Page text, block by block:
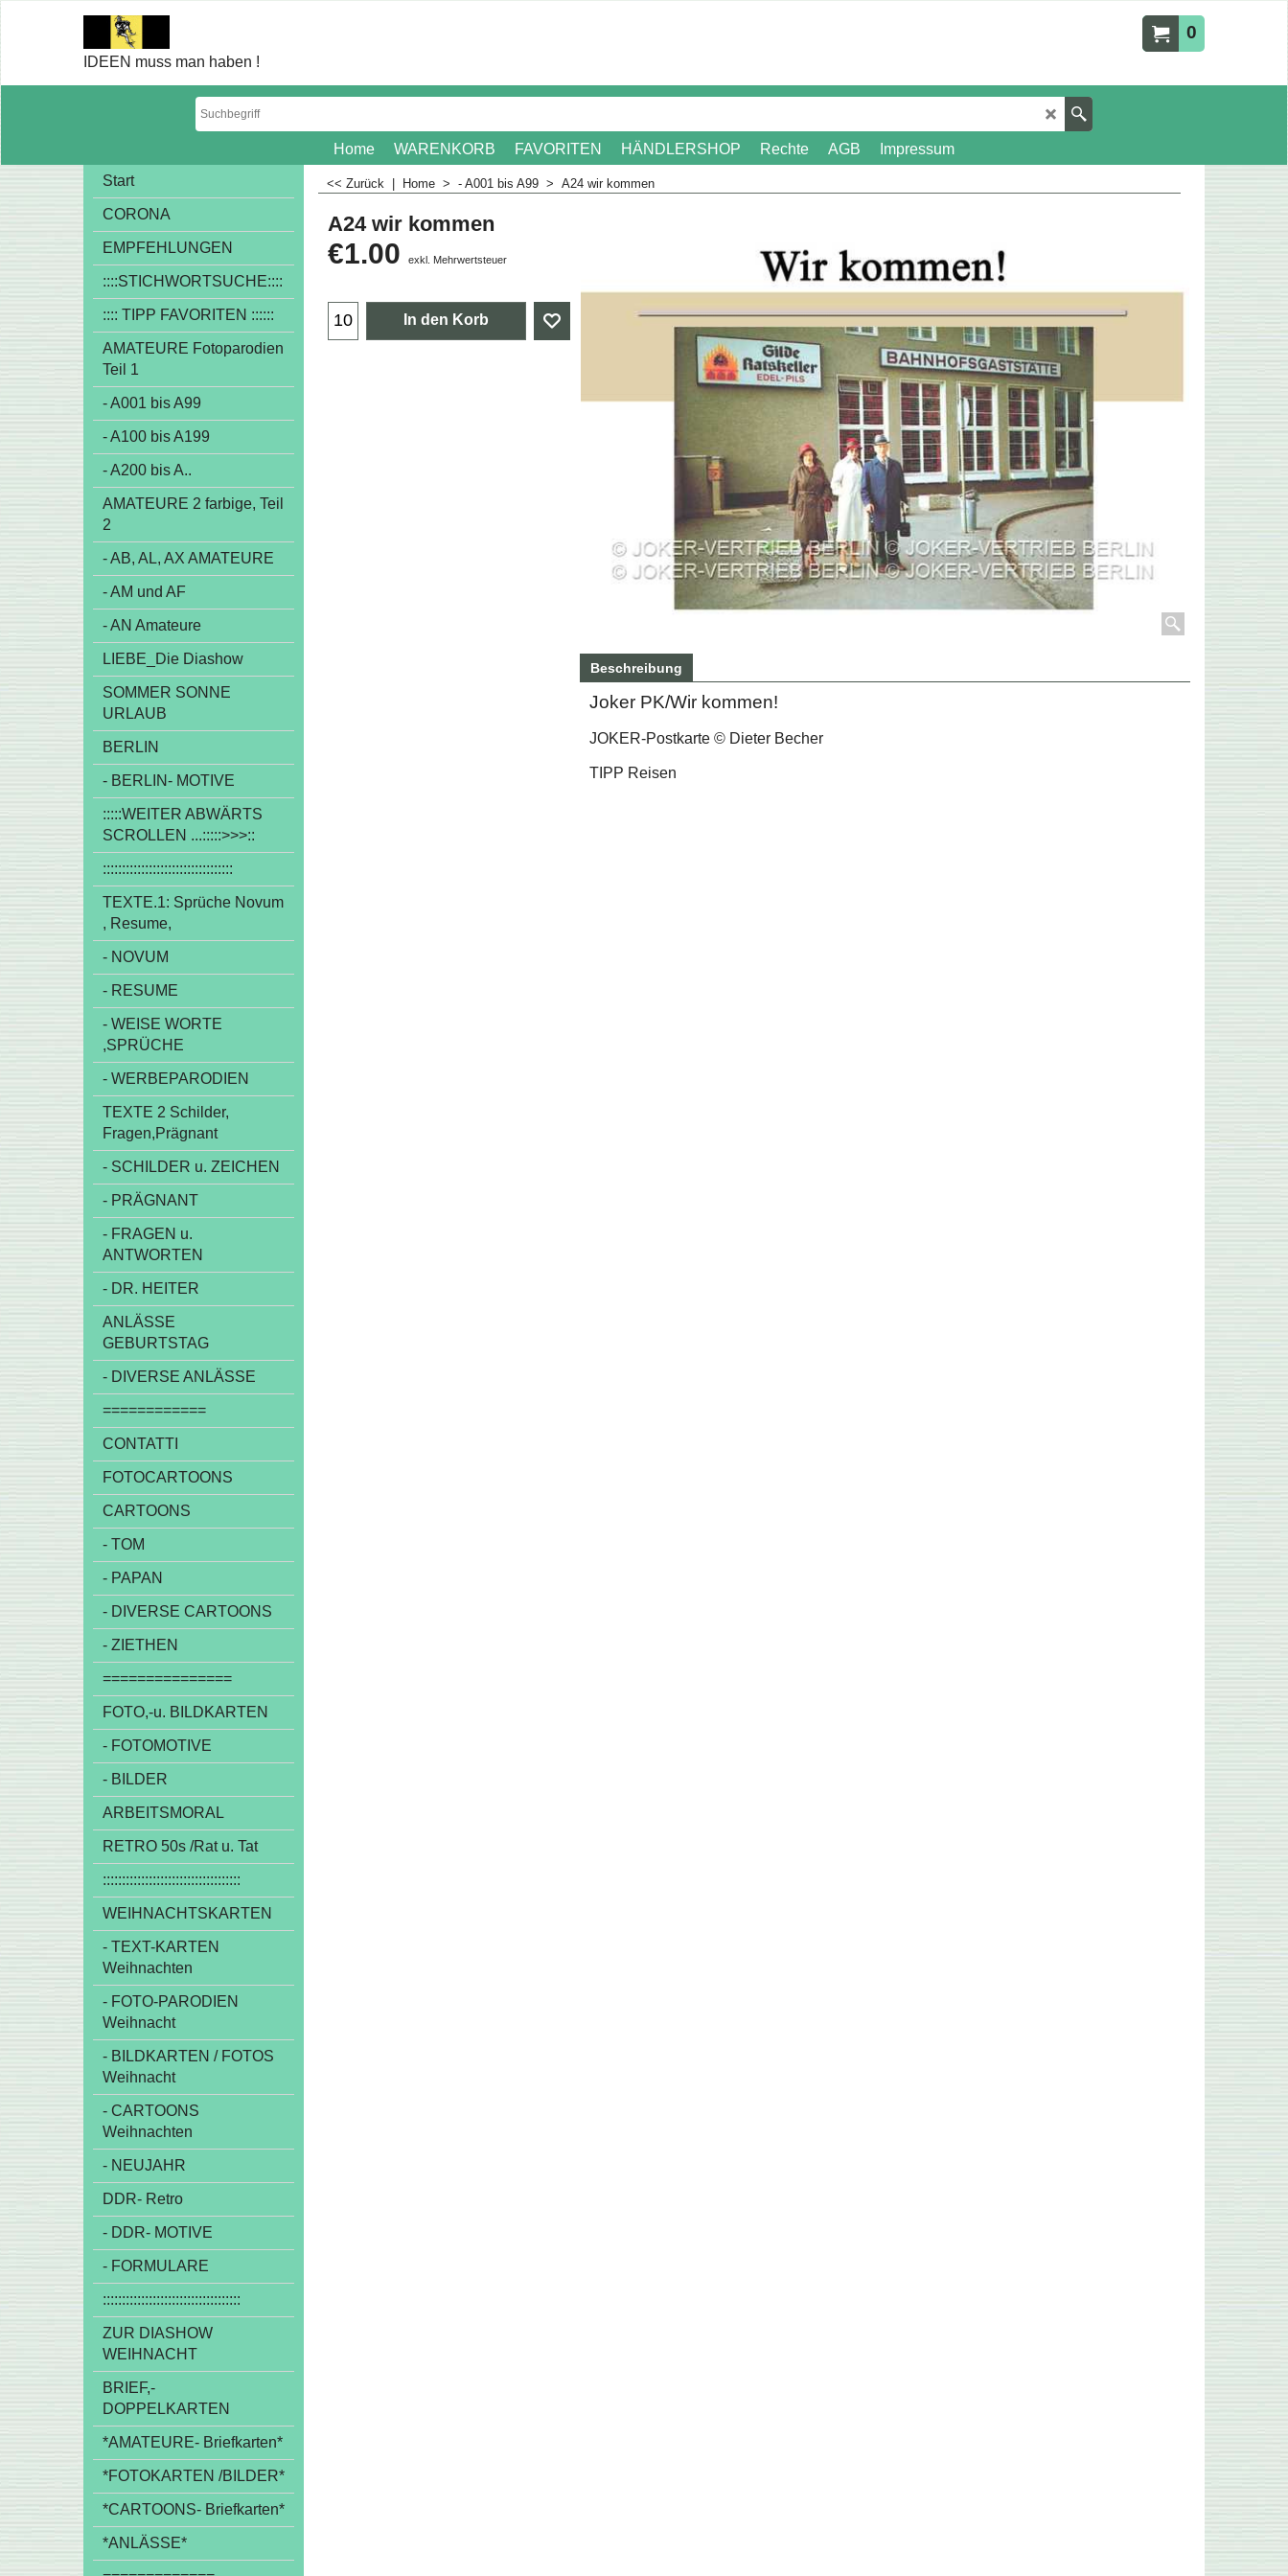
0
IDEEN muss man haben !
Home WARENKORB FAVORITEN HÄNDLERSHOP Rechte AGB
Impressum
Start
CORONA
EMPFEHLUNGEN
::::STICHWORTSUCHE::::
:::: TIPP FAVORITEN ::::::
AMATEURE Fotoparodien
Teil 1
- A001 bis A99
- A100 bis A199
- A200 bis A..
AMATEURE 2 farbige, Teil
2
- AB, AL, AX AMATEURE
- AM und AF
- AN Amateure
LIEBE_Die Diashow
SOMMER SONNE
URLAUB
BERLIN
- BERLIN- MOTIVE
:::::WEITER ABWÄRTS
SCROLLEN ...:::::>>>::
::::::::::::::::::::::::::::::::::
TEXTE.1: Sprüche Novum
, Resume,
- NOVUM
- RESUME
- WEISE WORTE
,SPRÜCHE
- WERBEPARODIEN
TEXTE 2 Schilder,
Fragen,Prägnant
- SCHILDER u. ZEICHEN
- PRÄGNANT
- FRAGEN u.
ANTWORTEN
- DR. HEITER
ANLÄSSE
GEBURTSTAG
- DIVERSE ANLÄSSE
============
CONTATTI
FOTOCARTOONS
CARTOONS
- TOM
- PAPAN
- DIVERSE CARTOONS
- ZIETHEN
===============
FOTO,-u. BILDKARTEN
- FOTOMOTIVE
- BILDER
ARBEITSMORAL
RETRO 50s /Rat u. Tat
::::::::::::::::::::::::::::::::::::
WEIHNACHTSKARTEN
- TEXT-KARTEN
Weihnachten
- FOTO-PARODIEN
Weihnacht
- BILDKARTEN / FOTOS
Weihnacht
- CARTOONS
Weihnachten
- NEUJAHR
DDR- Retro
- DDR- MOTIVE
- FORMULARE
::::::::::::::::::::::::::::::::::::
ZUR DIASHOW
WEIHNACHT
BRIEF,-
DOPPELKARTEN
*AMATEURE- Briefkarten*
*FOTOKARTEN /BILDER*
*CARTOONS- Briefkarten*
*ANLÄSSE*
<< Zurück Home > - A001 bis A99 > A24 wir kommen
A24 wir kommen
€1.00 exkl. Mehrwertsteuer
In den Korb
Beschreibung
Joker PK/Wir kommen!
JOKER-Postkarte © Dieter Becher
TIPP Reisen